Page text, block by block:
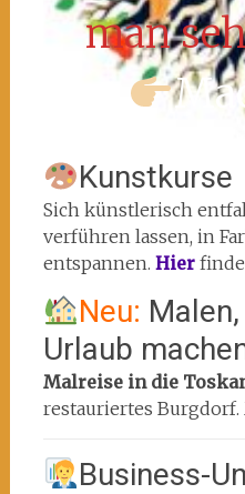
man
Kunstkurse
Sich künstlerisch
verführen lassen, in
entspannen. Hier
Neu:
Urlaub
Malreise in die
restauriertes Burgdorf.
Business-